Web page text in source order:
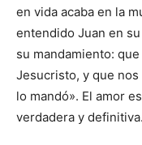
en vida acaba en la
entendido Juan en
su mandamiento:
Jesucristo, y que
lo mandó». El amor
verdadera y definitiva.